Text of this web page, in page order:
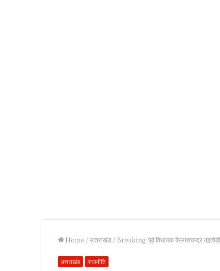
Home /उत्तराखंड / Breaking: पूर्व विधायक कैलाशचन्द्र गहतोड़ी
उत्तराखंड राजनीति